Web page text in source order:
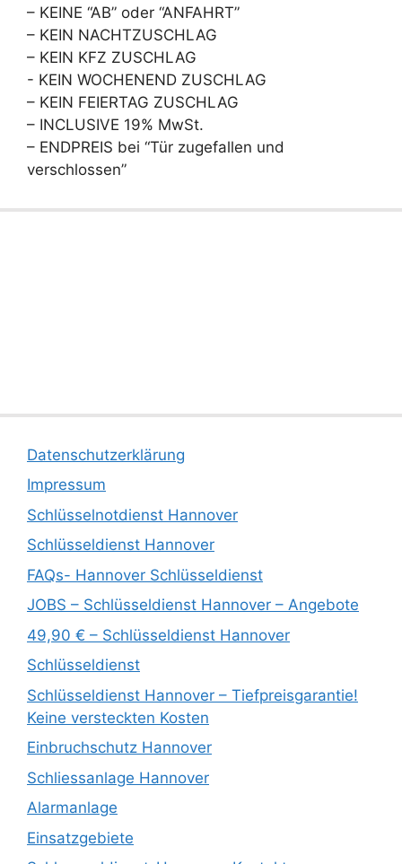
– KEINE “AB” oder “ANFAHRT”
– KEIN NACHTZUSCHLAG
– KEIN KFZ ZUSCHLAG
- KEIN WOCHENEND ZUSCHLAG
– KEIN FEIERTAG ZUSCHLAG
– INCLUSIVE 19% MwSt.
– ENDPREIS bei “Tür zugefallen und
verschlossen”
Datenschutzerklärung
Impressum
Schlüsselnotdienst Hannover
Schlüsseldienst Hannover
FAQs- Hannover Schlüsseldienst
JOBS – Schlüsseldienst Hannover – Angebote
49,90 € – Schlüsseldienst Hannover
Schlüsseldienst
Schlüsseldienst Hannover – Tiefpreisgarantie!
Keine versteckten Kosten
Einbruchschutz Hannover
Schliessanlage Hannover
Alarmanlage
Einsatzgebiete